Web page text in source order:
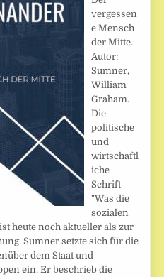
vergessen
e Mensch
der Mitte.
Autor:
Sumner,
William
Graham.
Die
politische
und
wirtschaftl
iche
Schrift
"Was die
sozialen
heute noch aktueller als zur
Sumner setzte sich für die
dem Staat und
ein. Er beschrieb die